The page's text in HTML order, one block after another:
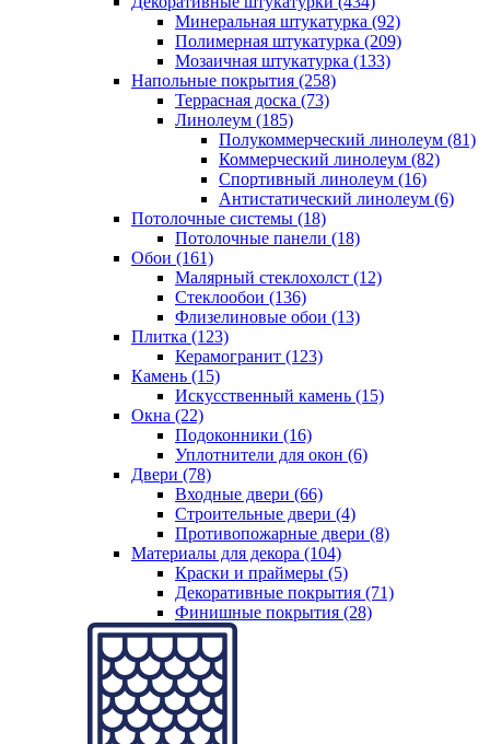
Минеральная штукатурка (92)
Полимерная штукатурка (209)
Мозаичная штукатурка (133)
Напольные покрытия (258)
Террасная доска (73)
Линолеум (185)
Полукоммерческий линолеум (81)
Коммерческий линолеум (82)
Спортивный линолеум (16)
Антистатический линолеум (6)
Потолочные системы (18)
Потолочные панели (18)
Обои (161)
Малярный стеклохолст (12)
Стеклообои (136)
Флизелиновые обои (13)
Плитка (123)
Керамогранит (123)
Камень (15)
Искусственный камень (15)
Окна (22)
Подоконники (16)
Уплотнители для окон (6)
Двери (78)
Входные двери (66)
Строительные двери (4)
Противопожарные двери (8)
Материалы для декора (104)
Краски и праймеры (5)
Декоративные покрытия (71)
Финишные покрытия (28)